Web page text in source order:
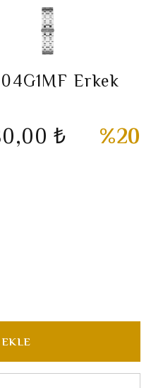
Erkek
₺ %20